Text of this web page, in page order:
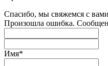
Спасибо, мы свяжемся с
Произошла ошибка.
Имя*